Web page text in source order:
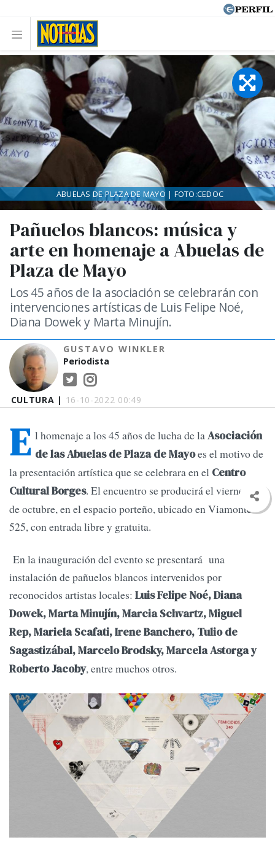
CULTURA | 16-10-2022 00:49
Pañuelos blancos: música y
arte en homenaje a Abuelas de
Plaza de Mayo
Los 45 años de la asociación se celebrarán con
intervenciones artísticas de Luis Felipe Noé,
Diana Dowek y Marta Minujín.
GUSTAVO WINKLER
Periodista
ABUELAS DE PLAZA DE MAYO | FOTO:CEDOC
E l homenaje a los 45 años de lucha de laAsociación
de las Abuelas de Plaza de Mayoes el motivo de
la presentación artística que se celebrara en el Centro
Cultural Borges. El encuentro se producirá el viernes 14
de octubre, en el espacio porteño, ubicado en Viamonte
525, con entrada libre y gratuita.
En la inauguración del evento se presentará una
instalación de pañuelos blancos intervenidos por
reconocidos artistas locales: Luis Felipe Noé, Diana
Dowek, Marta Minujín, Marcia Schvartz, Miguel
Rep, Mariela Scafati, Irene Banchero, Tulio de
Sagastizábal, Marcelo Brodsky, Marcela Astorga y
Roberto Jacoby, entre muchos otros.